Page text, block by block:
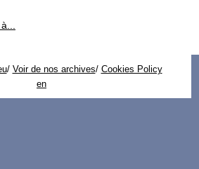
/ Voir de nos archives/ Cookies Policy
en